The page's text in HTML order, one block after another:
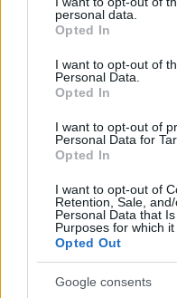
grant or deny consent to
use your data for below
consent section.
personal data.
Opted In
I want to opt-out of
Personal Data.
Opted In
I want to opt-out of
Personal Data for
Opted In
I want to opt-out of
Retention, Sale,
Personal Data that
Purposes for which it
Opted Out
Google consents
Címkék:űr automata
Ajánlott
Things
Húsvéti